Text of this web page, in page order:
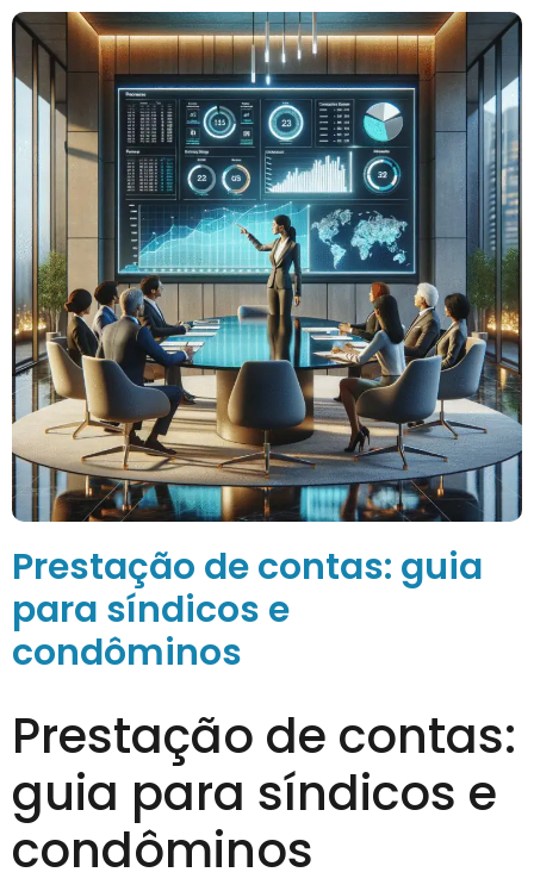
Prestação de contas: guia
para síndicos e
condôminos
Prestação de contas:
guia para síndicos e
condôminos